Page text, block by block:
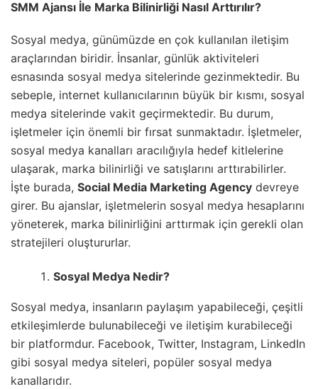
SMM Ajansı İle Marka Bilinirliği Nasıl Arttırılır?
Sosyal medya, günümüzde en çok kullanılan iletişim
araçlarından biridir. İnsanlar, günlük aktiviteleri
esnasında sosyal medya sitelerinde gezinmektedir. Bu
sebeple, internet kullanıcılarının büyük bir kısmı, sosyal
medya sitelerinde vakit geçirmektedir. Bu durum,
işletmeler için önemli bir fırsat sunmaktadır. İşletmeler,
sosyal medya kanalları aracılığıyla hedef kitlelerine
ulaşarak, marka bilinirliği ve satışlarını arttırabilirler.
İşte burada, Social Media Marketing Agency devreye
girer. Bu ajanslar, işletmelerin sosyal medya hesaplarını
yöneterek, marka bilinirliğini arttırmak için gerekli olan
stratejileri oluştururlar.
Sosyal Medya Nedir?
Sosyal medya, insanların paylaşım yapabileceği, çeşitli
etkileşimlerde bulunabileceği ve iletişim kurabileceği
bir platformdur. Facebook, Twitter, Instagram, LinkedIn
gibi sosyal medya siteleri, popüler sosyal medya
kanallarıdır.